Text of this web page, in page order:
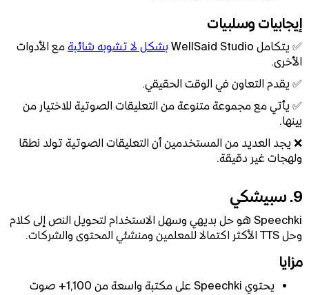
إيجابيات وسلبيات
✅ يتكامل WellSaid Studio بشكل لا تشوبه شائبةمع الأدوات
الأخرى.
✅ يقدم التعاون في الوقت الحقيقي.
✅ يأتي مع مجموعة متنوعة من التعليقات الصوتية للاختيار من
بينها.
❌ يجد العديد من المستخدمين أن التعليقات الصوتية تولد نطقا
ولهجات غير دقيقة.
9. سبيشكي
Speechki هو حل بديهي وسهل الاستخدام لتحويل النص إلى كلام
وحل TTS الأكثر اكتمالا للمعلمين ومنشئي المحتوى والشركات.
مزايا
يحتوي Speechki على مكتبة واسعة من 1,100+ صوت